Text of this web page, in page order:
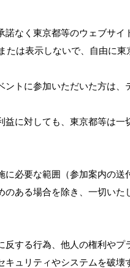
なく東京都等のウェブサイ
は表示しないで、自由に東
トに参加いただいた方は、
に対しても、東京都等は一
必要な範囲（参加案内の送
ある場合を除き、一切いた
する行為、他人の権利やプ
ュリティやシステムを破壊